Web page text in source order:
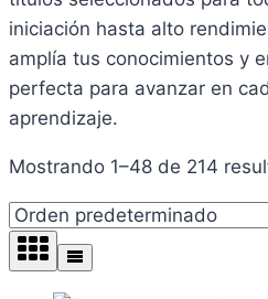
iniciación hasta alto
amplía tus conocimientos y
perfecta para avanzar en
aprendizaje.
Mostrando 1–48 de 214